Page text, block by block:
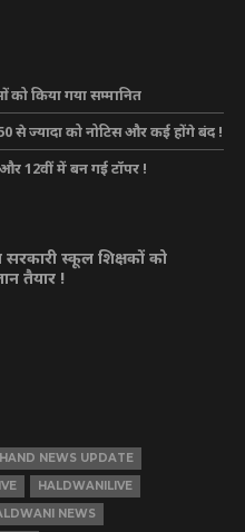
को किया गया सम्मानित
से ज्यादा को नोटिस और कई होंगे बंद !
और 12वीं में बन गई टॉपर !
स्कूल शिक्षकों को
तैयार !
NEWS UPDATE
HALDWANILIVE
NEWS